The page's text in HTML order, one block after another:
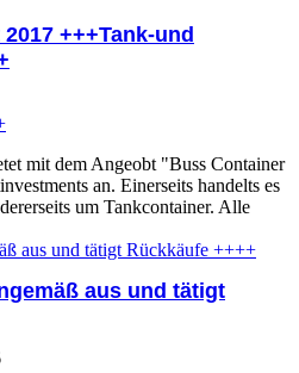
+++Tank-und
mit dem Angeobt "Buss Container
an. Einerseits handelts es
um Tankcontainer. Alle
aus und tätigt